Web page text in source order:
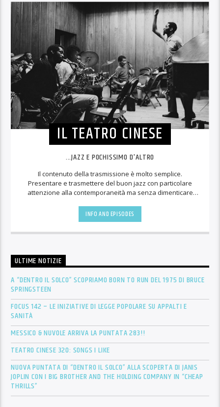
IL TEATRO CINESE
...JAZZ E POCHISSIMO D'ALTRO
Il contenuto della trasmissione è molto semplice.
Presentare e trasmettere del buon jazz con particolare
attenzione alla contemporaneità ma senza dimenticare
tutto peculiare con il suo passato.
INFO AND EPISODES
ULTIME NOTIZIE
A “DENTRO IL SOLCO” SCOPRIAMO BORN TO RUN DEL 1975 DI BRUCE
SPRINGSTEEN
FOCUS 142 – LE INIZIATIVE DI LEGGE POPOLARE SU APPALTI E
SANITÀ
MESSICO & NUVOLE ARRIVA LA PUNTATA 283!!
TEATRO CINESE 320: SONGS I LIKE
NUOVA PUNTATA DI “DENTRO IL SOLCO” ALLA SCOPERTA DI JANIS
JOPLIN CON I BIG BROTHER AND THE HOLDING COMPANY IN “CHEAP
THRILLS”